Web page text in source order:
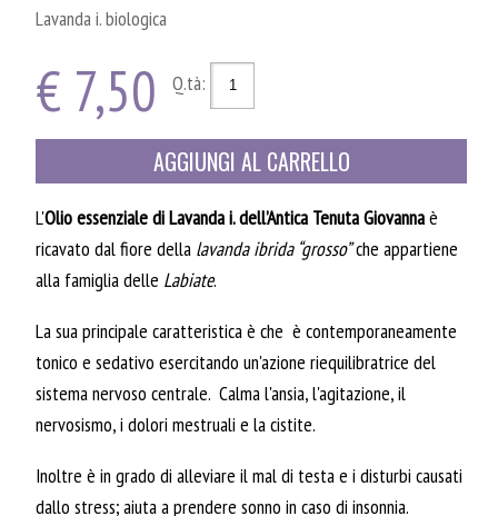
Lavanda i. biologica
€ 7,50 Q.tà:
AGGIUNGI AL CARRELLO
L'Olio essenziale di Lavanda i. dell’Antica Tenuta Giovannaè
ricavato dal fiore della lavanda ibrida “grosso”che appartiene
alla famiglia delle Labiate.
La sua principale caratteristica è che è contemporaneamente
tonico e sedativo esercitando un'azione riequilibratrice del
sistema nervoso centrale. Calma l'ansia, l'agitazione, il
nervosismo, i dolori mestruali e la cistite.
Inoltre è in grado di alleviare il mal di testa e i disturbi causati
dallo stress; aiuta a prendere sonno in caso di insonnia.